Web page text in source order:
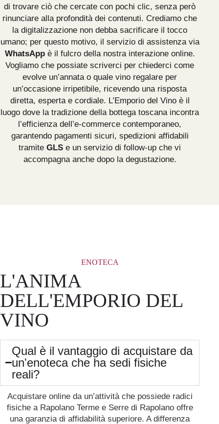
di trovare ciò che cercate con pochi clic, senza però
rinunciare alla profondità dei contenuti. Crediamo che
la digitalizzazione non debba sacrificare il tocco
umano; per questo motivo, il servizio di assistenza via
WhatsApp è il fulcro della nostra interazione online.
Vogliamo che possiate scriverci per chiederci come
evolve un’annata o quale vino regalare per
un’occasione irripetibile, ricevendo una risposta
diretta, esperta e cordiale. L’Emporio del Vino è il
luogo dove la tradizione della bottega toscana incontra
l’efficienza dell’e-commerce contemporaneo,
garantendo pagamenti sicuri, spedizioni affidabili
tramite GLS e un servizio di follow-up che vi
accompagna anche dopo la degustazione.
ENOTECA
L'ANIMA
DELL'EMPORIO DEL
VINO
Qual è il vantaggio di acquistare da
un'enoteca che ha sedi fisiche
reali?
Acquistare online da un’attività che possiede radici
fisiche a Rapolano Terme e Serre di Rapolano offre
una garanzia di affidabilità superiore. A differenza